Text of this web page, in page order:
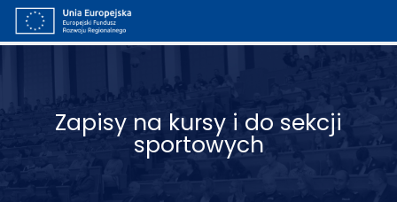
Zapisy na kursy i do sekcji
sportowych